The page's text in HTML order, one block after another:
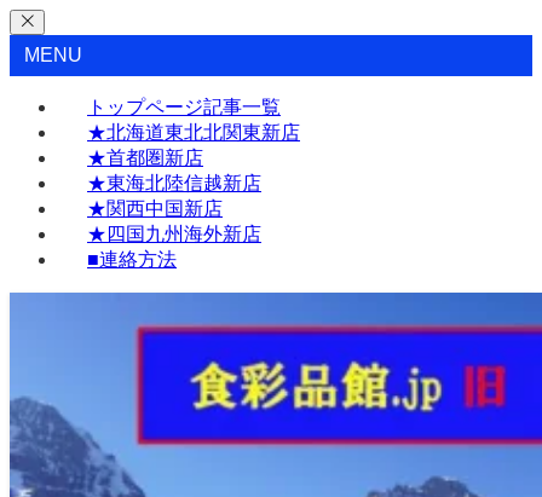
MENU
トップページ記事一覧
★北海道東北北関東新店
★首都圏新店
★東海北陸信越新店
★関西中国新店
★四国九州海外新店
■連絡方法